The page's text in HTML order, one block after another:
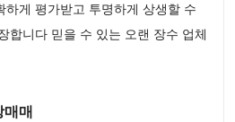
하게 평가받고 투명하게 상생할 수
합니다 믿을 수 있는 오랜 장수 업체
매매